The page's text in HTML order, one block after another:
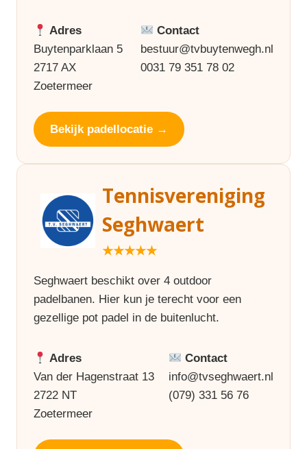
Adres
Buytenparklaan 5
2717 AX
Zoetermeer
Contact
bestuur@tvbuytenwegh.nl
0031 79 351 78 02
Bekijk padellocatie →
Tennisvereniging
Seghwaert
★★★★★
Seghwaert beschikt over 4 outdoor
padelbanen. Hier kun je terecht voor een
gezellige pot padel in de buitenlucht.
Adres
Van der Hagenstraat 13
2722 NT
Zoetermeer
Contact
info@tvseghwaert.nl
(079) 331 56 76